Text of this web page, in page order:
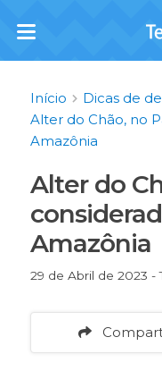
Início
Dicas de
Alter do Chão, no
Amazônia
Alter do
Amazônia
29 de Abril de 2023 -